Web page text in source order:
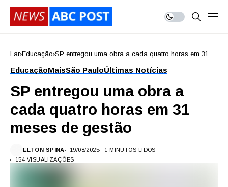
Lar Educação SP entregou uma obra a cada quatro horas em 31
EducaçãoMaisSão PauloÚltimas Notícias
SP entregou uma obra a
cada quatro horas em 31
meses de gestão
ELTON SPINA 19/08/2025
1 MINUTOS LIDOS
154 VISUALIZAÇÕES